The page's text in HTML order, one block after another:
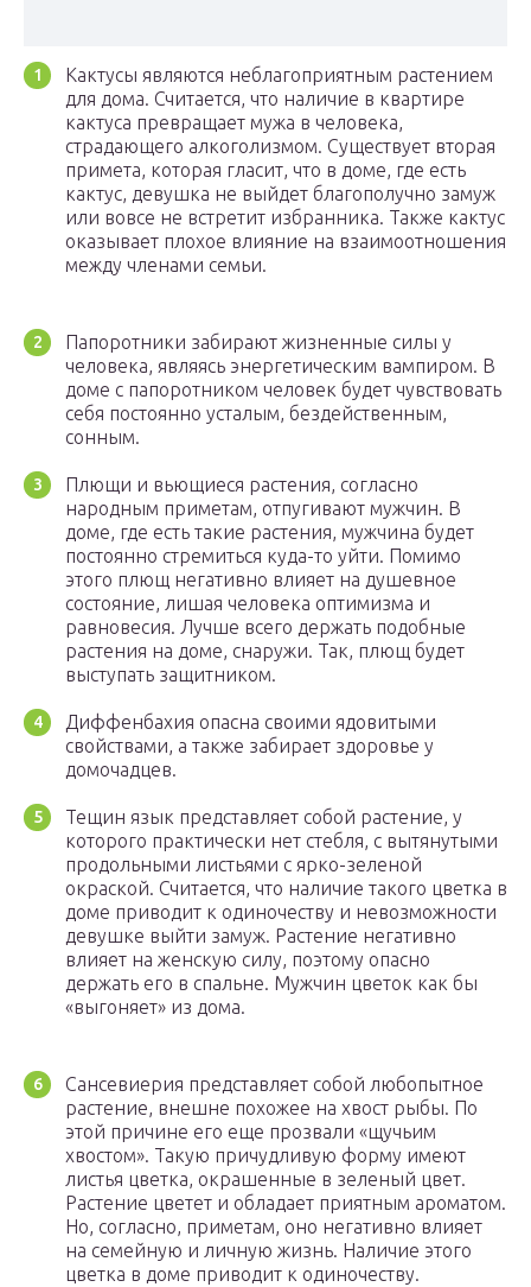
Кактусы являются неблагоприятным растением
для дома. Считается, что наличие в квартире
кактуса превращает мужа в человека,
страдающего алкоголизмом. Существует вторая
примета, которая гласит, что в доме, где есть
кактус, девушка не выйдет благополучно замуж
или вовсе не встретит избранника. Также кактус
оказывает плохое влияние на взаимоотношения
между членами семьи.
Папоротники забирают жизненные силы у
человека, являясь энергетическим вампиром. В
доме с папоротником человек будет чувствовать
себя постоянно усталым, бездейственным,
сонным.
Плющи и вьющиеся растения, согласно
народным приметам, отпугивают мужчин. В
доме, где есть такие растения, мужчина будет
постоянно стремиться куда-то уйти. Помимо
этого плющ негативно влияет на душевное
состояние, лишая человека оптимизма и
равновесия. Лучше всего держать подобные
растения на доме, снаружи. Так, плющ будет
выступать защитником.
Диффенбахия опасна своими ядовитыми
свойствами, а также забирает здоровье у
домочадцев.
Тещин язык представляет собой растение, у
которого практически нет стебля, с вытянутыми
продольными листьями с ярко-зеленой
окраской. Считается, что наличие такого цветка в
доме приводит к одиночеству и невозможности
девушке выйти замуж. Растение негативно
влияет на женскую силу, поэтому опасно
держать его в спальне. Мужчин цветок как бы
«выгоняет» из дома.
Сансевиерия представляет собой любопытное
растение, внешне похожее на хвост рыбы. По
этой причине его еще прозвали «щучьим
хвостом». Такую причудливую форму имеют
листья цветка, окрашенные в зеленый цвет.
Растение цветет и обладает приятным ароматом.
Но, согласно, приметам, оно негативно влияет
на семейную и личную жизнь. Наличие этого
цветка в доме приводит к одиночеству.